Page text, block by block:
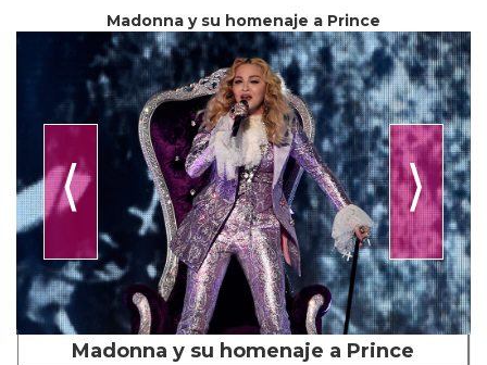
Madonna y su homenaje a Prince
⟨ ⟩
Madonna y su homenaje a Prince